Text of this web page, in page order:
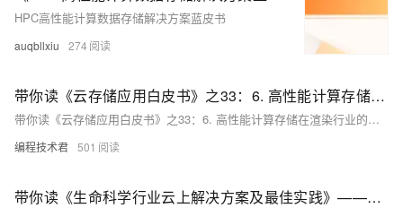
HPC高性能计算数据存储解决方案蓝皮书
auqbllxiu 274
带你读《云存储应用白皮书》之33：6. 高性能计算存储在渲染行业的应用
带你读《云存储应用白皮书》之33：6. 高性能计算存储在渲染行业的应用
编程技术君 501
带你读《生命科学行业云上解决方案及最佳实践》——阿里云 E-HPC 生命科学行业整体解决方案（上）